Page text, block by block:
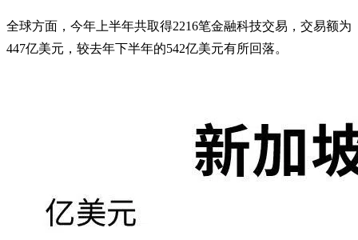
全球方面，今年上半年共取得2216笔金融科技交易，交易额为
447亿美元，较去年下半年的542亿美元有所回落。